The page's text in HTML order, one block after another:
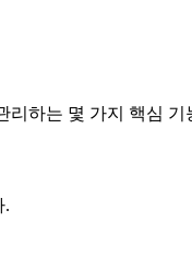
하는 몇 가지 핵심 기
.